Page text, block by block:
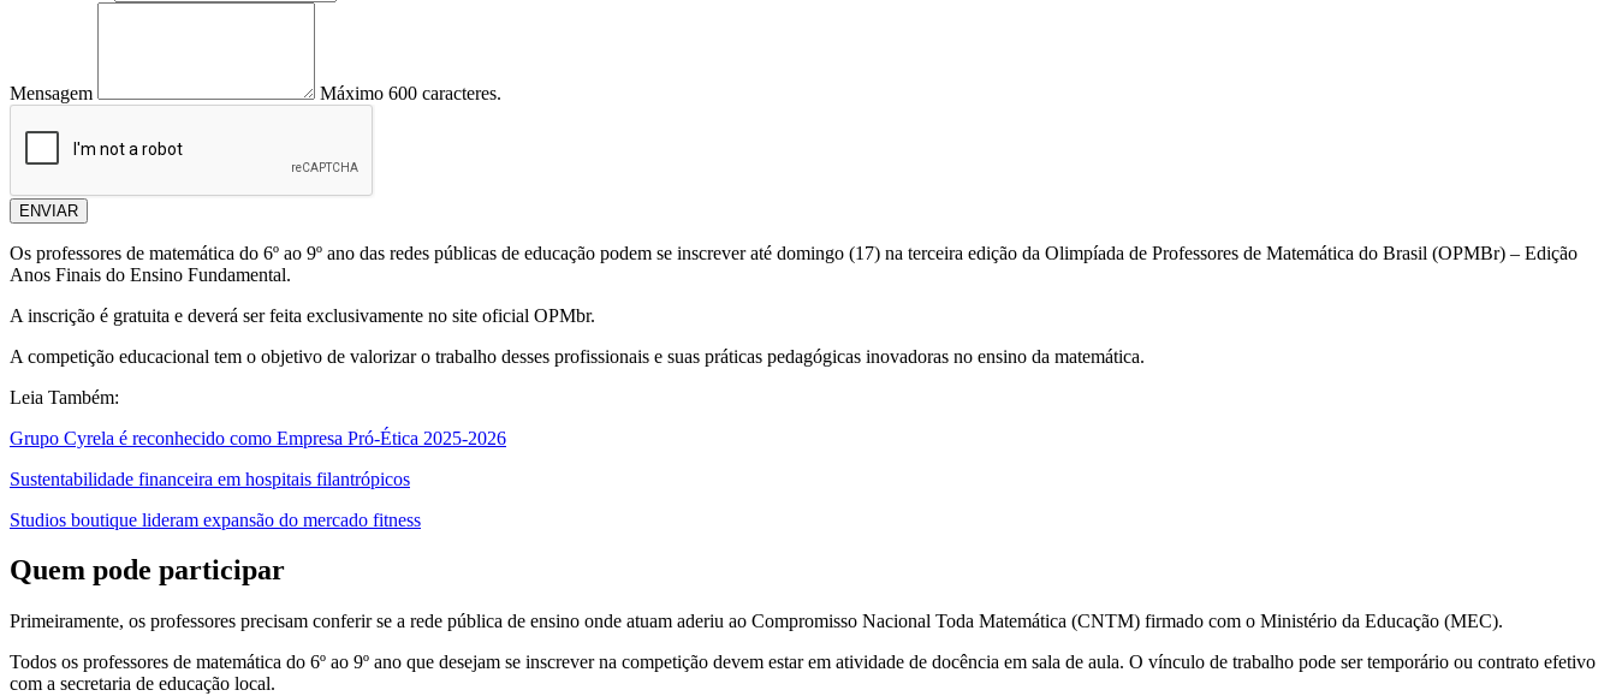
Mensagem Máximo 600 caracteres.
ENVIAR
Os professores de matemática do 6º ao 9º ano das redes públicas de educação podem se inscrever até domingo (17) na terceira edição da Olimpíada de Professores de Matemática do Brasil (OPMBr) – Edição
Anos Finais do Ensino Fundamental.
A inscrição é gratuita e deverá ser feita exclusivamente no site oficial OPMbr.
A competição educacional tem o objetivo de valorizar o trabalho desses profissionais e suas práticas pedagógicas inovadoras no ensino da matemática.
Leia Também:
Grupo Cyrela é reconhecido como Empresa Pró-Ética 2025-2026
Sustentabilidade financeira em hospitais filantrópicos
Studios boutique lideram expansão do mercado fitness
Quem pode participar
Primeiramente, os professores precisam conferir se a rede pública de ensino onde atuam aderiu ao Compromisso Nacional Toda Matemática (CNTM) firmado com o Ministério da Educação (MEC).
Todos os professores de matemática do 6º ao 9º ano que desejam se inscrever na competição devem estar em atividade de docência em sala de aula. O vínculo de trabalho pode ser temporário ou contrato efetivo
com a secretaria de educação local.